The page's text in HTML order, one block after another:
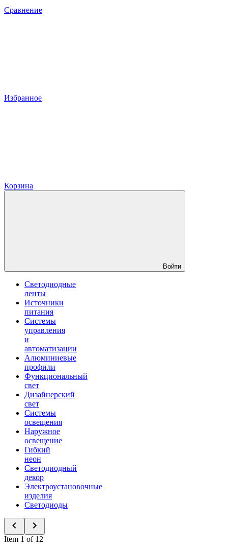
Сравнение
Избранное
Корзина
Войти
Светодиодные
ленты
Источники
питания
Системы
управления
и
автоматизации
Алюминиевые
профили
Функциональный
свет
Дизайнерский
свет
Системы
освещения
Наружное
освещение
Гибкий
неон
Светодиодный
декор
Электроустановочные
изделия
Светодиоды
Item 1 of 12